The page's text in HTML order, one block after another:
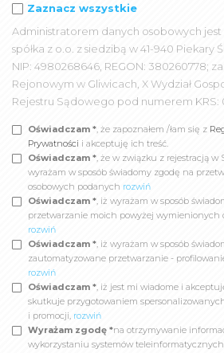
Zaznacz wszystkie
Administratorem danych osobowych
spółka z o.o. z siedzibą w 41-940 Piekary
NIP: 4980268646, REGON: 380260778;
Rejonowym w Gliwicach, X Wydział
Rejestru Sądowego pod numerem KRS:
Oświadczam *, że zapoznałem /łam się z
Prywatności i akceptuję ich treść.
Oświadczam *, że w związku z rejestracją w
wyrażam w sposób świadomy zgodę na
osobowych podanych rozwiń
Oświadczam *, iż wyrażam w sposób
przetwarzanie moich powyżej wymienionych
rozwiń
Oświadczam *, iż wyrażam w sposób
zautomatyzowane przetwarzanie -
rozwiń
Oświadczam *, iż jest mi wiadome i
skutkuje przygotowaniem
i promocji, rozwiń
Wyrażam zgodę *na otrzymywanie
wykorzystaniu systemów teleinformatycznych